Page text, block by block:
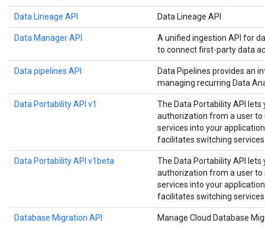
Data Lineage API Data Lineage API
Data Manager API
A unified ingestion API for
to connect first-party data
Data pipelines API
Data Pipelines provides an
managing recurring Data
Data Portability API v1
The Data Portability API
authorization from a user to
services into your
facilitates switching
Data Portability API v1beta
The Data Portability API
authorization from a user to
services into your
facilitates switching
Database Migration API
Manage Cloud Database